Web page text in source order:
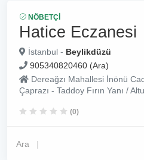
NÖBETÇI
Hatice Eczanesi
İstanbul - Beylikdüzü
905340820460 (Ara)
Dereağzı Mahallesi İnönü
Çaprazı - Taddoy Fırın Yanı /
(0)
Ara